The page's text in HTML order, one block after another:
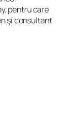
pentru care
şi consultant